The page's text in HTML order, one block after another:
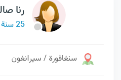
رنا
25 سنة من سنغافورة
سنغافورة / سيرانغون